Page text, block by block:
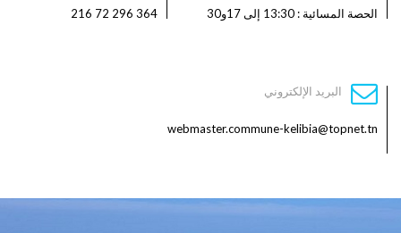
الحصة المسائية : 13:30 إلى 17و30
364 296 72 216
البريد الإلكتروني
webmaster.commune-kelibia@topnet.tn